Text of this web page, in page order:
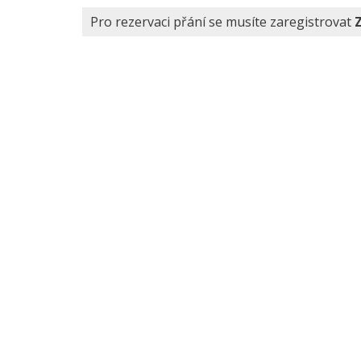
Pro rezervaci přání se musíte zaregistrovat